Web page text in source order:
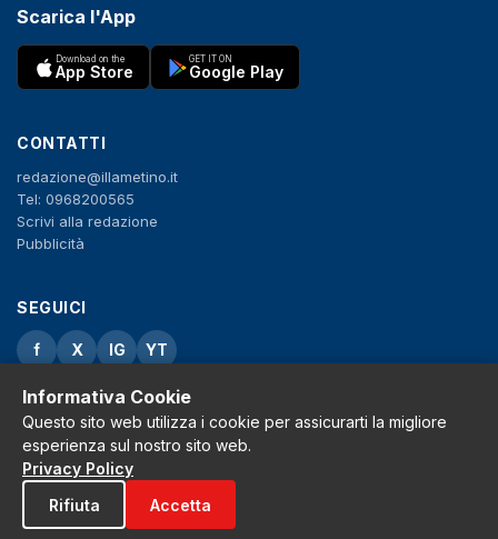
Scarica l'App
Download on the
App Store
GET IT ON
Google Play
CONTATTI
redazione@illametino.it
Tel: 0968200565
Scrivi alla redazione
Pubblicità
SEGUICI
f X IG YT
Privacy Policy
Cookie Policy
Note legali
La Redazione
© 2026 Grh s.r.l. - P.iva 02650550797 - Tutti i diritti sono riservati
Informativa Cookie
Questo sito web utilizza i cookie per assicurarti la migliore
esperienza sul nostro sito web.
Privacy Policy
Rifiuta
Accetta